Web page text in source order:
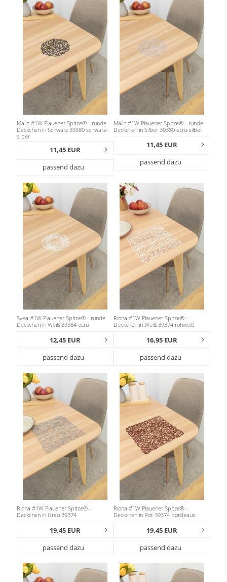
Malin #1W Plauener Spitze® - runde
Deckchen in Schwarz 39380 schwarz-
silber
11,45 EUR
passend dazu
Malin #1W Plauener Spitze® - runde
Deckchen in Silber 39380 ecru-silber
11,45 EUR
passend dazu
Svea #1W Plauener Spitze® - runde
Deckchen in Weiß 39384 ecru
12,45 EUR
passend dazu
Riona #1W Plauener Spitze® -
Deckchen in Weiß 39374 rohweiß
16,95 EUR
passend dazu
Riona #1W Plauener Spitze® -
Deckchen in Grau 39374
19,45 EUR
passend dazu
Riona #1W Plauener Spitze® -
Deckchen in Rot 39374 bordeaux
19,45 EUR
passend dazu